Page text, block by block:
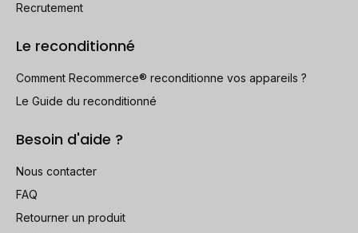
Recrutement
Le reconditionné
Comment Recommerce® reconditionne vos appareils ?
Le Guide du reconditionné
Besoin d'aide ?
Nous contacter
FAQ
Retourner un produit